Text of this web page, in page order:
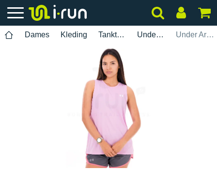
Dames Kleding Tanktops Under Armour Under Armour Tech